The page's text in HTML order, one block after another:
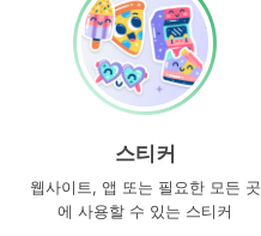
스티커
웹사이트, 앱 또는 필요한 모든 곳
에 사용할 수 있는 스티커